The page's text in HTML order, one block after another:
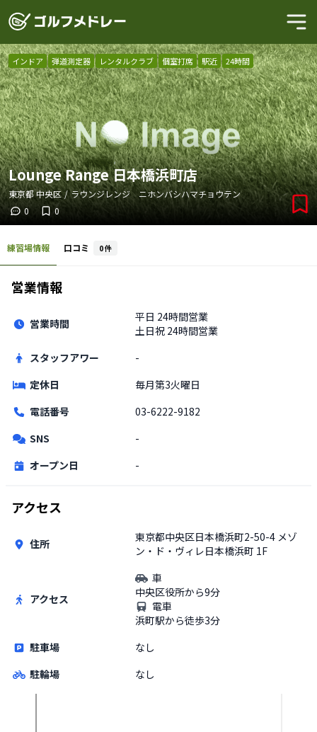
インドア 弾道測定器 レンタルクラブ 個室打席 駅近 24時間
Lounge Range 日本橋浜町店
東京都中央区 / ラウンジレンジ ニホンバシハマチョウテン
0
0
練習場情報 口コミ 0件
営業情報
営業時間 平日 24時間営業
土日祝 24時間営業
スタッフアワー
-
定休日
毎月第3火曜日
電話番号
03-6222-9182
SNS
-
オープン日
-
アクセス
住所
東京都中央区日本橋浜町2-50-4 メゾ
ン・ド・ヴィレ日本橋浜町 1F
アクセス
車
中央区役所から9分
電車
浜町駅から徒歩3分
駐車場
なし
駐輪場
なし